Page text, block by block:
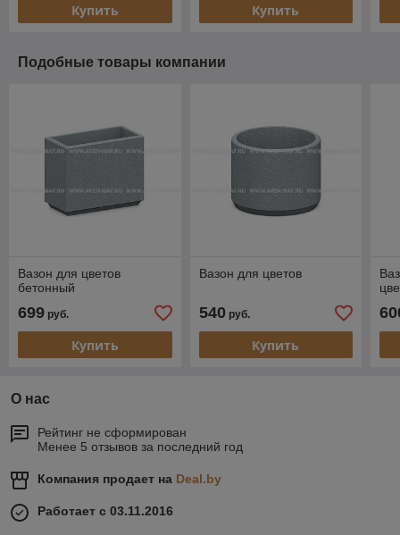
Купить Купить
Подобные товары компании
Вазон для цветов
бетонный
699 руб.
Купить
Вазон для цветов
540руб.
Купить
О нас
Рейтинг не сформирован
Менее 5 отзывов за последний год
Компания продает на Deal.by
Работает с 03.11.2016